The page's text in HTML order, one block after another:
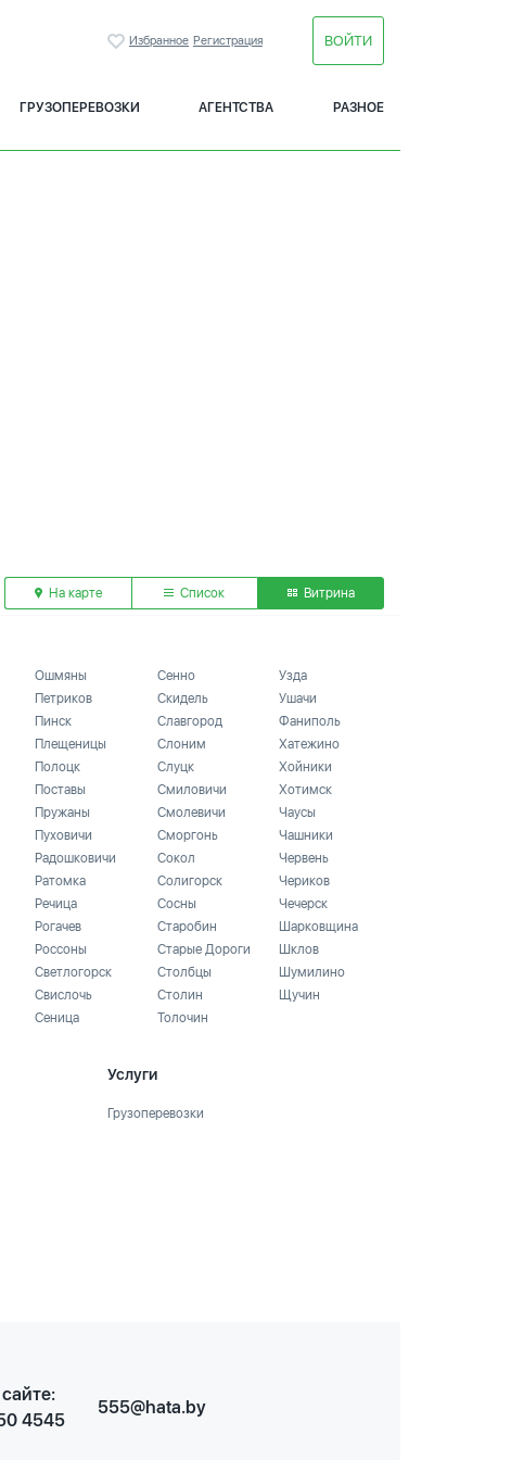
Избранное Регистрация ВОЙТИ
ГРУЗОПЕРЕВОЗКИ АГЕНТСТВА РАЗНОЕ
На карте Список Витрина
Ошмяны
Петриков
Пинск
Плещеницы
Полоцк
Поставы
Пружаны
Пуховичи
Радошковичи
Ратомка
Речица
Рогачев
Россоны
Светлогорск
Свислочь
Сеница
Сенно
Скидель
Славгород
Слоним
Слуцк
Смиловичи
Смолевичи
Сморгонь
Сокол
Солигорск
Сосны
Старобин
Старые Дороги
Столбцы
Столин
Толочин
Узда
Ушачи
Фаниполь
Хатежино
Хойники
Хотимск
Чаусы
Чашники
Червень
Чериков
Чечерск
Шарковщина
Шклов
Шумилино
Щучин
Услуги
Грузоперевозки
4545
555@hata.by